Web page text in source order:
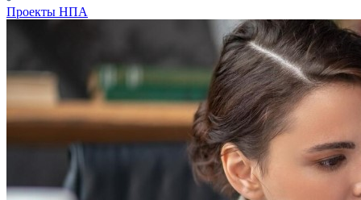
Проекты НПА